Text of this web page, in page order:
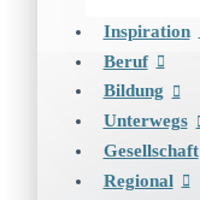
Inspiration
Beruf
Bildung
Unterwegs
Gesellschaft
Regional